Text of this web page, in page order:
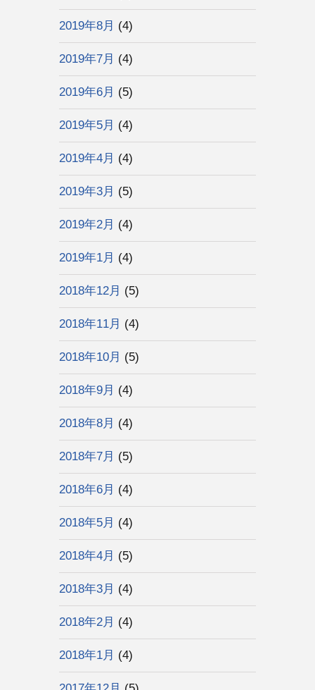
2019年8月 (4)
2019年7月 (4)
2019年6月 (5)
2019年5月 (4)
2019年4月 (4)
2019年3月 (5)
2019年2月 (4)
2019年1月 (4)
2018年12月 (5)
2018年11月 (4)
2018年10月 (5)
2018年9月 (4)
2018年8月 (4)
2018年7月 (5)
2018年6月 (4)
2018年5月 (4)
2018年4月 (5)
2018年3月 (4)
2018年2月 (4)
2018年1月 (4)